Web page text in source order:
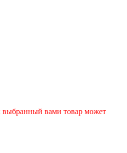
выбранный вами товар может